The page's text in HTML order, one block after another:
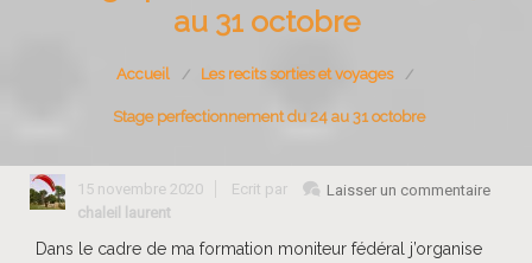
au 31 octobre
Accueil Les recits sorties et voyages
Stage perfectionnement du 24 au 31 octobre
15 novembre 2020 Laisser un commentaire
Ecrit par
chaleil laurent
Dans le cadre de ma formation moniteur fédéral j’organise